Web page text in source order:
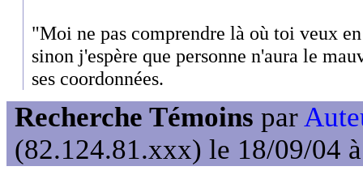
"Moi ne pas comprendre là où toi veux
sinon j'espère que personne n'aura le
ses coordonnées.
Recherche Témoins par
(82.124.81.xxx) le 18/09/04